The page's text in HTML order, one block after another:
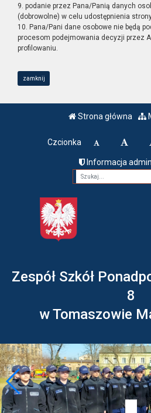
9. podanie przez Pana/Panią danych
(dobrowolne) w celu udostępnienia
10. Pana/Pani dane osobowe nie będą
procesom podejmowania decyzji przez
profilowaniu.
zamknij
Strona główna
Czcionka
Informacja
Fraza
Zespół Szkół
8
w Tomaszowie